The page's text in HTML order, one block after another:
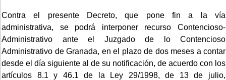
Contra el presente Decreto, que pone fin a la vía
administrativa, se podrá interponer recurso Contencioso-
Administrativo ante el Juzgado de lo Contencioso
Administrativo de Granada, en el plazo de dos meses a contar
desde el día siguiente al de su notificación, de acuerdo con los
artículos 8.1 y 46.1 de la Ley 29/1998, de 13 de julio,